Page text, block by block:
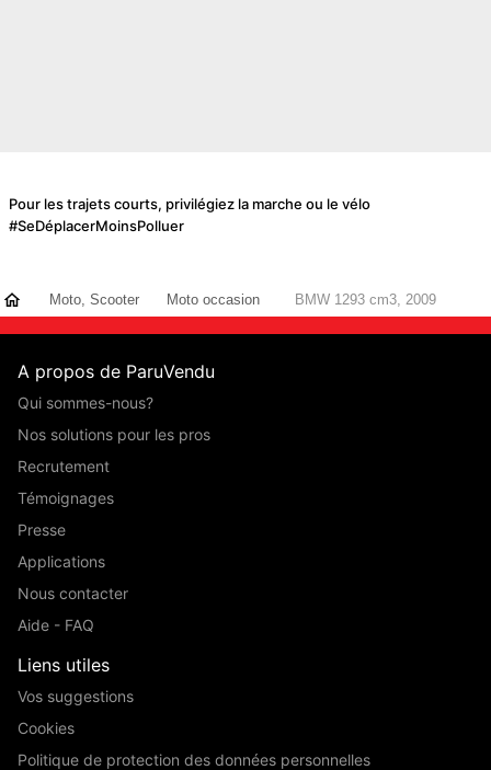
Pour les trajets courts, privilégiez la marche ou le vélo
#SeDéplacerMoinsPolluer
Moto, Scooter Moto occasion BMW 1293 cm3, 2009
A propos de ParuVendu
Qui sommes-nous?
Nos solutions pour les pros
Recrutement
Témoignages
Presse
Applications
Nous contacter
Aide - FAQ
Liens utiles
Vos suggestions
Cookies
Politique de protection des données personnelles